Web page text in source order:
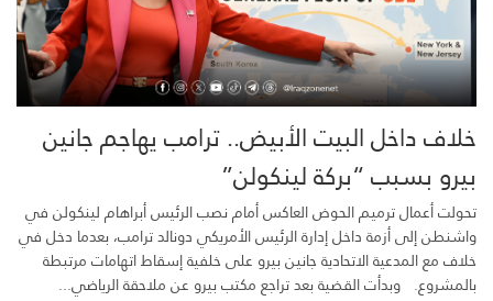
خلاف داخل البيت الأبيض.. ترامب يهاجم جانين
بيرو بسبب “بركة لينكولن”
تحولت أعمال ترميم الحوض العاكس أمام نصب الرئيس أبراهام لينكولن في
واشنطن إلى أزمة داخل إدارة الرئيس الأمريكي دونالد ترامب، بعدما دخل في
خلاف مع المدعية الاتحادية جانين بيرو على خلفية إسقاط اتهامات مرتبطة
بالمشروع. وبدأت القضية بعد تراجع مكتب بيرو عن ملاحقة الرياضي...